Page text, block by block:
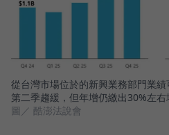
從台灣市場位於的新興業務部門業
第二季趨緩，但年增仍繳出30%左右
圖／ 酷澎法說會